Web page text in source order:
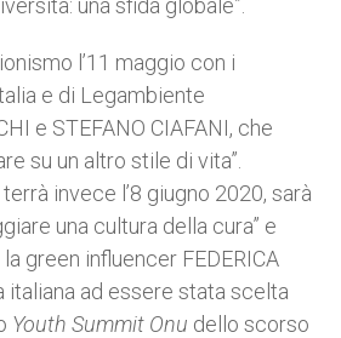
una sfida globale”.
l’11 maggio con i
e di Legambiente
e STEFANO CIAFANI, che
su un altro stile di vita”.
invece l’8 giugno 2020, sarà
una cultura della cura” e
green influencer FEDERICA
italiana ad essere stata scelta
Youth Summit Onu dello scorso